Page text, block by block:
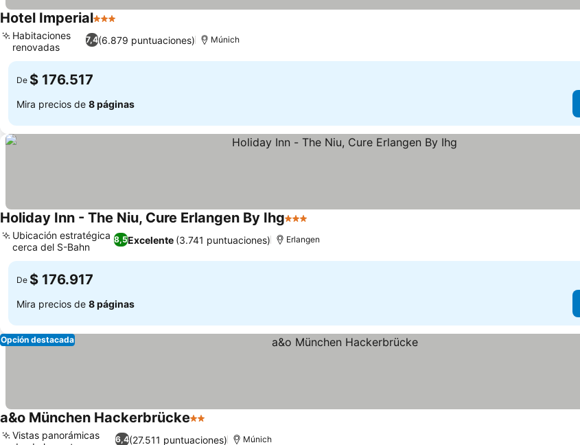
Hotel Imperial3 Estrellas
7,4(6.879 puntuaciones)
Habitaciones
renovadas
Múnich
De $ 176.517
Mira precios de 8 páginas
Holiday Inn - The Niu, Cure Erlangen By Ihg3 Estrellas
8,5Excelente (3.741 puntuaciones)
Ubicación estratégica
cerca del S-Bahn
Erlangen
De $ 176.917
Mira precios de 8 páginas
Opción destacada
a&o München Hackerbrücke2 Estrellas
6,4(27.511 puntuaciones)
Vistas panorámicas
Múnich